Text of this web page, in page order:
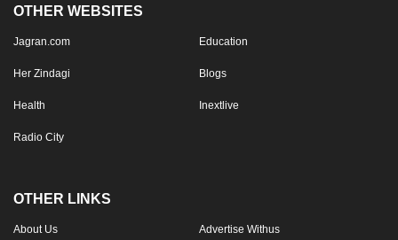
OTHER WEBSITES
Jagran.com Education
Her Zindagi Blogs
Health Inextlive
Radio City
OTHER LINKS
About Us Advertise Withus